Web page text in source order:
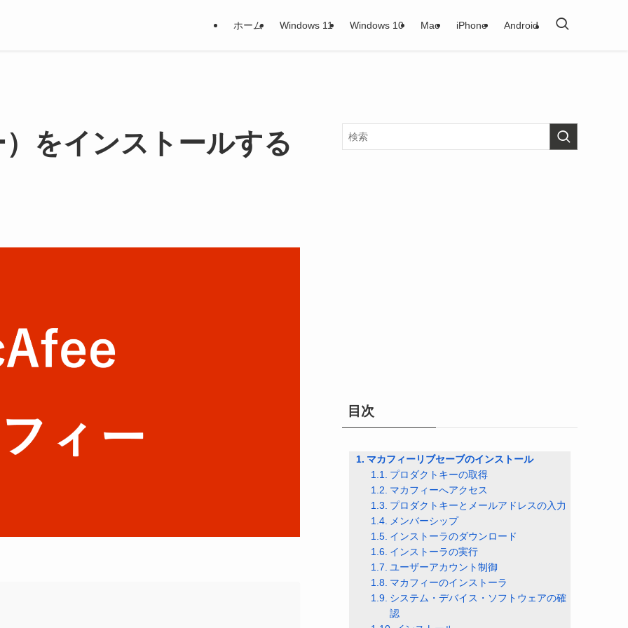
ホーム Windows 11 Windows 10 Mac iPhone Android
をインストールする
目次
マカフィーリブセーブのインストール
プロダクトキーの取得
マカフィーへアクセス
プロダクトキーとメールアドレスの入力
メンバーシップ
インストーラのダウンロード
インストーラの実行
ユーザーアカウント制御
マカフィーのインストーラ
システム・デバイス・ソフトウェアの確
認